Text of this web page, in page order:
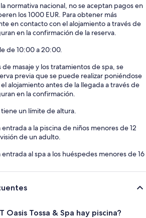
normativa nacional, no se aceptan pagos en
los 1000 EUR. Para obtener más
en contacto con el alojamiento a través de
en la confirmación de la reserva.
de 10:00 a 20:00.
de masaje y los tratamientos de spa, se
previa que se puede realizar poniéndose
alojamiento antes de la llegada a través de
en la confirmación.
un límite de altura.
a la piscina de niños menores de 12
de un adulto.
al spa a los huéspedes menores de 16
Oasis Tossa & Spa hay piscina?